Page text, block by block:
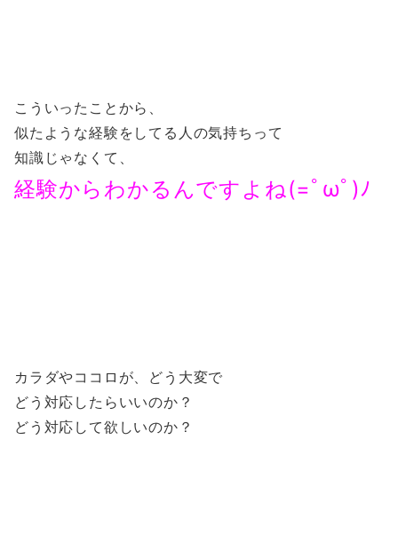
こういったことから、
似たような経験をしてる人の気持ちって
知識じゃなくて、
経験からわかるんですよね(=ﾟωﾟ)ﾉ
カラダやココロが、どう大変で
どう対応したらいいのか？
どう対応して欲しいのか？